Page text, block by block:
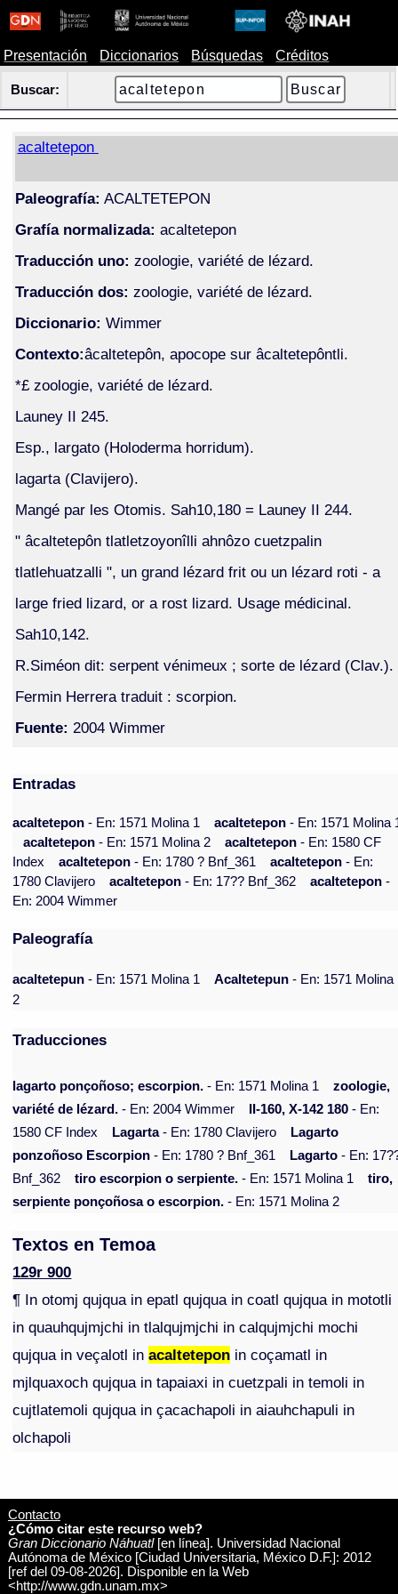
Presentación Diccionarios Búsquedas Créditos
Buscar:
acaltetepon
Paleografía: ACALTETEPON
Grafía normalizada: acaltetepon
Traducción uno: zoologie, variété de lézard.
Traducción dos: zoologie, variété de lézard.
Diccionario: Wimmer
Contexto:âcaltetepôn, apocope sur âcaltetepôntli.
*£ zoologie, variété de lézard.
Launey II 245.
Esp., largato (Holoderma horridum).
lagarta (Clavijero).
Mangé par les Otomis. Sah10,180 = Launey II 244.
" âcaltetepôn tlatletzoyonîlli ahnôzo cuetzpalin
tlatlehuatzalli ", un grand lézard frit ou un lézard roti - a
large fried lizard, or a rost lizard. Usage médicinal.
Sah10,142.
R.Siméon dit: serpent vénimeux ; sorte de lézard (Clav.).
Fermin Herrera traduit : scorpion.
Fuente: 2004 Wimmer
Entradas
acaltetepon- En: 1571 Molina 1 acaltetepon- En: 1571 Molina
acaltetepon- En: 1571 Molina 2 acaltetepon- En: 1580 CF
Index
acaltetepon- En: 1780 ? Bnf_361 acaltetepon- En:
1780 Clavijero
acaltetepon- En: 17?? Bnf_362 acaltetepon-
En: 2004 Wimmer
Paleografía
acaltetepun - En: 1571 Molina 1 Acaltetepun - En: 1571 Molina
2
Traducciones
lagarto ponçoñoso; escorpion. - En: 1571 Molina 1
zoologie,
variété de lézard. - En: 2004 Wimmer II-160, X-142 180 - En:
1580 CF Index
Lagarta- En: 1780 Clavijero
Lagarto
ponzoñoso Escorpion - En: 1780 ? Bnf_361 Lagarto - En:
Bnf_362
tiro escorpion o serpiente. - En: 1571 Molina 1
tiro,
serpiente ponçoñosa o escorpion. - En: 1571 Molina 2
Textos en Temoa
129r 900
¶ In otomj qujqua in epatl qujqua in coatl qujqua in mototli
in quauhqujmjchi in tlalqujmjchi in calqujmjchi mochi
qujqua in veçalotl inacaltetepon in coçamatl in
mjlquaxoch qujqua in tapaiaxi in cuetzpali in temoli in
cujtlatemoli qujqua in çacachapoli in aiauhchapuli in
olchapoli
Contacto
¿Cómo citar este recurso web?
Gran Diccionario Náhuatl[en línea]. Universidad Nacional
Autónoma de México [Ciudad Universitaria, México D.F.]: 2012
[ref del 09-08-2026]. Disponible en la Web
<http://www.gdn.unam.mx>